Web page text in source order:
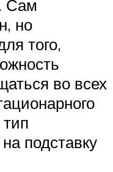
Сам
но
того,
во всех
подставку